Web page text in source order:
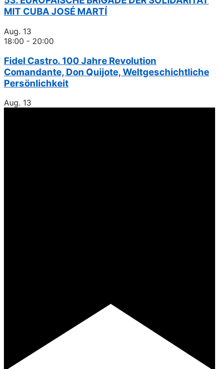
MIT CUBA JOSÉ MARTÍ
Aug. 13
18:00 - 20:00
Fidel Castro. 100 Jahre Revolution
Comandante, Don Quijote, Weltgeschichtliche
Persönlichkeit
Aug. 13